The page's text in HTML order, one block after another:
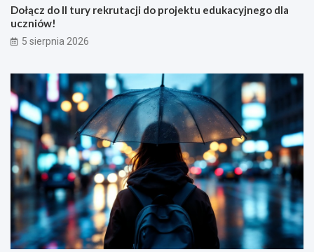
Dołącz do II tury rekrutacji do projektu edukacyjnego dla
uczniów!
5 sierpnia 2026